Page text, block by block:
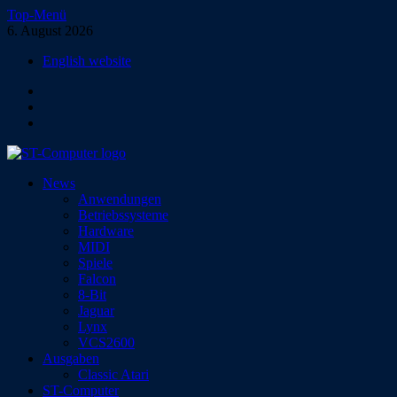
Zum
Inhalt
Top-Menü
6. August 2026
English website
ST-Computer
Das Magazin für Atari-Computer und -Konsolen
News
Anwendungen
Betriebssysteme
Hardware
MIDI
Spiele
Falcon
8-Bit
Jaguar
Lynx
VCS2600
Ausgaben
Classic Atari
ST-Computer